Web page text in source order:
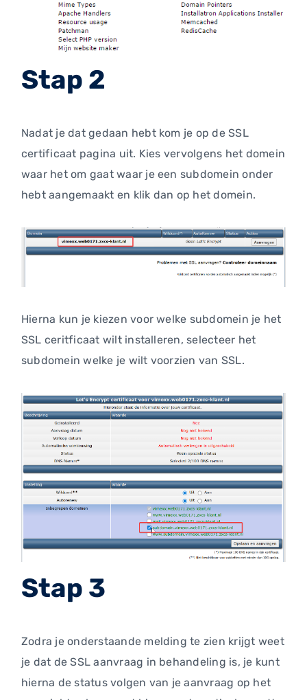
Stap 2
Nadat je dat gedaan hebt kom je op de SSL
certificaat pagina uit. Kies vervolgens het domein
waar het om gaat waar je een subdomein onder
hebt aangemaakt en klik dan op het domein.
Hierna kun je kiezen voor welke subdomein je het
SSL ceritficaat wilt installeren, selecteer het
subdomein welke je wilt voorzien van SSL.
Stap 3
Zodra je onderstaande melding te zien krijgt weet
je dat de SSL aanvraag in behandeling is, je kunt
hierna de status volgen van je aanvraag op het